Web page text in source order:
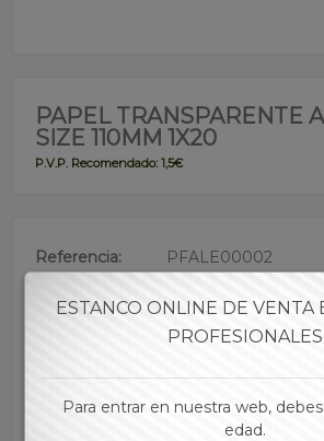
PAPEL TRANSPARENTE
SIZE 110MM 1X20
P.V.P. Recomendado: 1,5€
Referencia: PFALE00002
Descripción:
• Es transparante debido a su
• Sin otras sustancias nocivas
• Las mejores marcas de papel, tubos,
accesorios para tu estanco lo
ESTANCO ONLINE DE VENTA
PROFESIONALES
Para entrar en nuestra web,
edad.